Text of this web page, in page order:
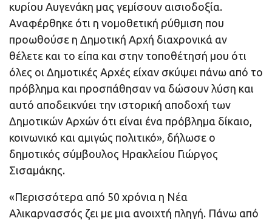
κυρίου Αυγενάκη μας γεμίσουν αισιοδοξία.
Αναφέρθηκε ότι η νομοθετική ρύθμιση που
προωθούσε η Δημοτική Αρχή διαχρονικά αν
θέλετε και το είπα και στην τοποθέτησή μου ότι
όλες οι Δημοτικές Αρχές είχαν σκύψει πάνω από το
πρόβλημα και προσπάθησαν να δώσουν λύση και
αυτό αποδεικνύει την ιστορική αποδοχή των
Δημοτικών Αρχών ότι είναι ένα πρόβλημα δίκαιο,
κοινωνικό και αμιγώς πολιτικό», δήλωσε ο
δημοτικός σύμβουλος Ηρακλείου Γιώργος
Σισαμάκης.
«Περισσότερα από 50 χρόνια η Νέα
Αλικαρνασσός ζει με μια ανοιχτή πληγή. Πάνω από